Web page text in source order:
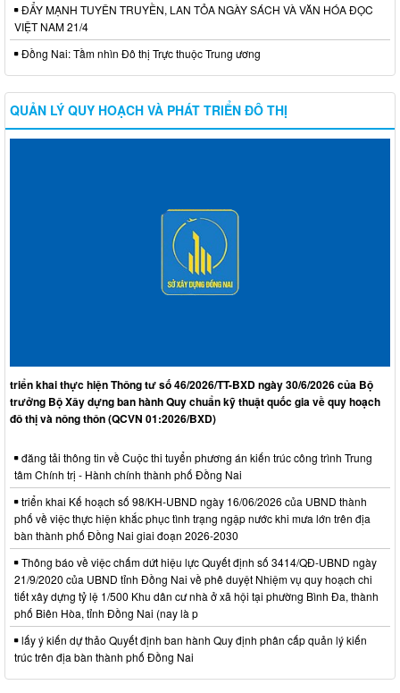
ĐẨY MẠNH TUYÊN TRUYỀN, LAN TỎA NGÀY SÁCH VÀ VĂN HÓA ĐỌC
VIỆT NAM 21/4
Đồng Nai: Tầm nhìn Đô thị Trực thuộc Trung ương
QUẢN LÝ QUY HOẠCH VÀ PHÁT TRIỂN ĐÔ THỊ
triển khai thực hiện Thông tư số 46/2026/TT-BXD ngày 30/6/2026 của Bộ
trưởng Bộ Xây dựng ban hành Quy chuẩn kỹ thuật quốc gia về quy hoạch
đô thị và nông thôn (QCVN 01:2026/BXD)
đăng tải thông tin về Cuộc thi tuyển phương án kiến trúc công trình Trung
tâm Chính trị - Hành chính thành phố Đồng Nai
triển khai Kế hoạch số 98/KH-UBND ngày 16/06/2026 của UBND thành
phố về việc thực hiện khắc phục tình trạng ngập nước khi mưa lớn trên địa
bàn thành phố Đồng Nai giai đoạn 2026-2030
Thông báo về việc chấm dứt hiệu lực Quyết định số 3414/QĐ-UBND ngày
21/9/2020 của UBND tỉnh Đồng Nai về phê duyệt Nhiệm vụ quy hoạch chi
tiết xây dựng tỷ lệ 1/500 Khu dân cư nhà ở xã hội tại phường Bình Đa, thành
phố Biên Hòa, tỉnh Đồng Nai (nay là p
lấy ý kiến dự thảo Quyết định ban hành Quy định phân cấp quản lý kiến
trúc trên địa bàn thành phố Đồng Nai